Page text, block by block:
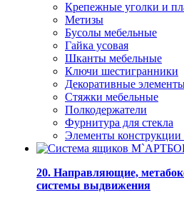
Крепежные уголки и
Метизы
Бусолы мебельные
Гайка усовая
Шканты мебельные
Ключи шестигранники
Декоративные
Стяжки мебельные
Полкодержатели
Фурнитура для стекла
Элементы конструкции
20. Направляющие,
системы выдвижения